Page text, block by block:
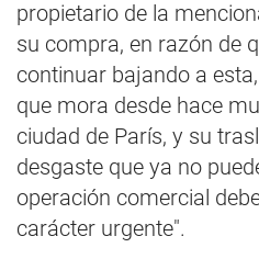
propietario de la
su compra, en razón de
continuar bajando a
que mora desde hace
ciudad de París, y su
desgaste que ya no
operación comercial
carácter urgente".